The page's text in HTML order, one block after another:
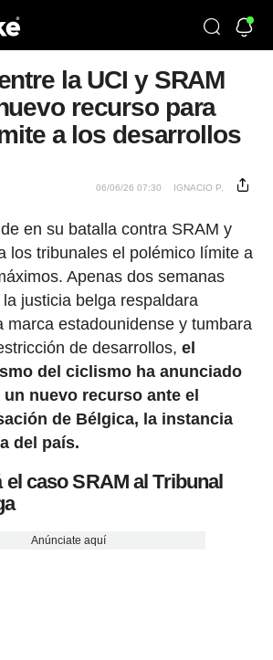
la UCI y SRAM
recurso para
a los desarrollos
06/06/26 07:30 IGNACIO P.
en su batalla contra SRAM y
los tribunales el polémico límite a
Apenas dos semanas
justicia belga respaldara
marca estadounidense y tumbara
de desarrollos, el
del ciclismo ha anunciado
nuevo recurso ante el
de Bélgica, la instancia
del país.
el caso SRAM al Tribunal
Anúnciate aquí